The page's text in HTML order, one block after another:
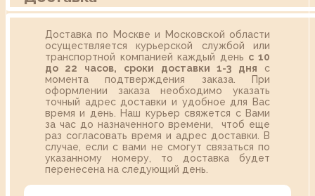
Доставка по Москве и Московской области
осуществляется курьерской службой или
транспортной компанией каждый день с 10
до 22 часов,
сроки доставки 1-3 дня с
момента подтверждения заказа. При
оформлении заказа необходимо указать
точный адрес доставки и удобное для Вас
время и день. Наш курьер свяжется с Вами
за час до назначенного времени, чтоб еще
раз согласовать время и адрес доставки. В
случае, если с вами не смогут связаться по
указанному номеру, то доставка будет
перенесена на следующий день.